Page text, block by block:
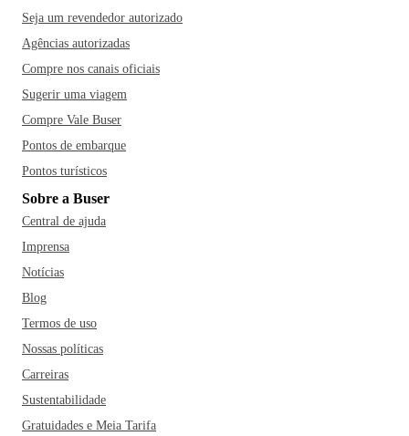
Seja um revendedor autorizado
Agências autorizadas
Compre nos canais oficiais
Sugerir uma viagem
Compre Vale Buser
Pontos de embarque
Pontos turísticos
Sobre a Buser
Central de ajuda
Imprensa
Notícias
Blog
Termos de uso
Nossas políticas
Carreiras
Sustentabilidade
Gratuidades e Meia Tarifa